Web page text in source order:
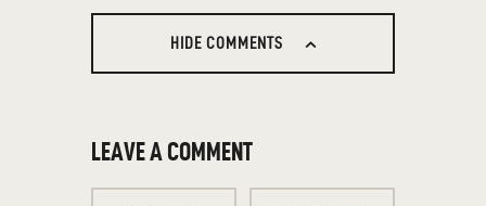
HIDE COMMENTS
LEAVE A COMMENT